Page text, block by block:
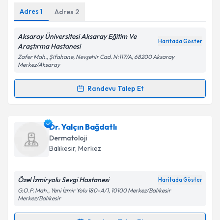
Kişisel verilerimin işlenmesine ilişkin
Aydınlatma
Metni'ni okudum ve kişisel verilerimin belirtilen
kapsamda işlenmesini kabul ediyorum.
Takvim Talebini Gönder
Adres 1 Adres 2
Aksaray Üniversitesi Aksaray Eğitim Ve
Araştırma Hastanesi
Haritada Göster
Zafer Mah., Şifahane, Nevşehir Cad. N:117/A, 68200 Aksaray
Merkez/Aksaray
Randevu Talep Et
Randevu Takvimi Talebi
Dr. Goncagül Babunaiçin randevu takvimi talebi
oluşturun. Size bu uzmandan randevu almanız için bir
takvim hazırlandığında e-posta ile bilgilendireceğiz.
Kişisel verilerimin işlenmesine ilişkinAydınlatma
Dr. Yalçın Bağdatlı
Dermatoloji
Balıkesir, Merkez
Özel İzmiryolu Sevgi Hastanesi Haritada Göster
G.O.P. Mah., Yeni İzmir Yolu 180-A/1, 10100 Merkez/Balıkesir
Merkez/Balıkesir